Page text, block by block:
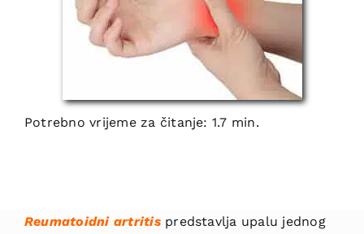
Potrebno vrijeme za čitanje: 1.7 min.
Reumatoidni artritis predstavlja upalu jednog